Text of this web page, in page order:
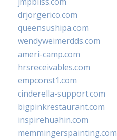
drjorgerico.com
queensushipa.com
wendyweimerdds.com
ameri-camp.com
hrsreceivables.com
empconst1.com
cinderella-support.com
bigpinkrestaurant.com
inspirehuahin.com
memmingerspainting.com